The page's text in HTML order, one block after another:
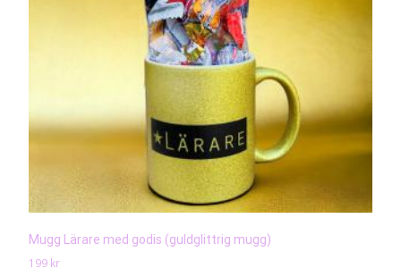
Mugg Lärare med godis (guldglittrig mugg)
199 kr